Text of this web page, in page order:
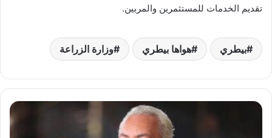
تقديم الخدمات للمستثمرين والمربين.
بيطري هواها بيطري وزارة الزراعة
قفزة